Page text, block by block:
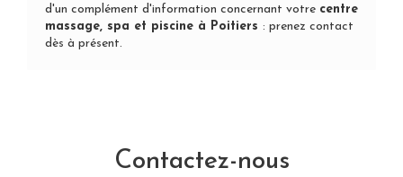
d'un complément d'information concernant votre centre
massage, spa et piscine à Poitiers : prenez contact
dès à présent.
Contactez-nous